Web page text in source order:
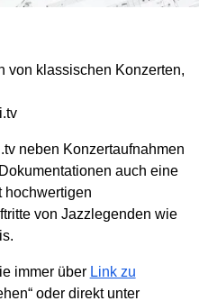
von klassischen Konzerten,
neben Konzertaufnahmen
auch eine
hochwertigen
von Jazzlegenden wie
immer über Link zu
oder direkt unter